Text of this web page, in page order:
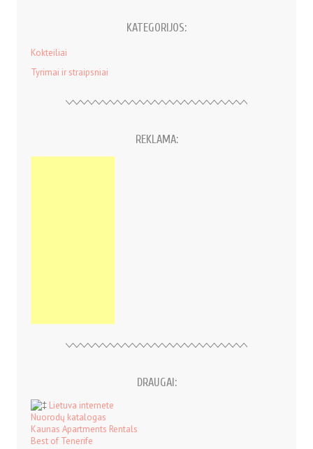
KATEGORIJOS:
Kokteiliai
Tyrimai ir straipsniai
REKLAMA:
DRAUGAI:
Lietuva internete
Nuorodų katalogas
Kaunas Apartments Rentals
Best of Tenerife